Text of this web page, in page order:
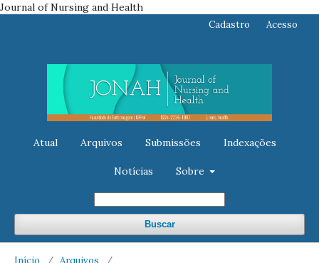
Journal of Nursing and Health
Atual Arquivos Submissões Indexações
Notícias Sobre
Buscar
Cadastro Acesso
Início / Arquivos
/